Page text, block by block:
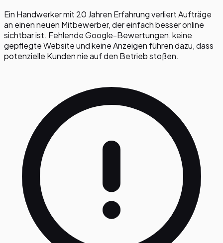
Ein Handwerker mit 20 Jahren Erfahrung verliert Aufträge
an einen neuen Mitbewerber, der einfach besser online
sichtbar ist. Fehlende Google-Bewertungen, keine
gepflegte Website und keine Anzeigen führen dazu, dass
potenzielle Kunden nie auf den Betrieb stoßen.